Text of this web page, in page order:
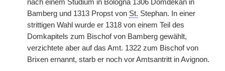
nach einem Studium in Bologna 1306 Domdekan in
Bamberg und 1313 Propst von St. Stephan. In einer
strittigen Wahl wurde er 1318 von einem Teil des
Domkapitels zum Bischof von Bamberg gewählt,
verzichtete aber auf das Amt. 1322 zum Bischof von
Brixen ernannt, starb er noch vor Amtsantritt in Avignon.